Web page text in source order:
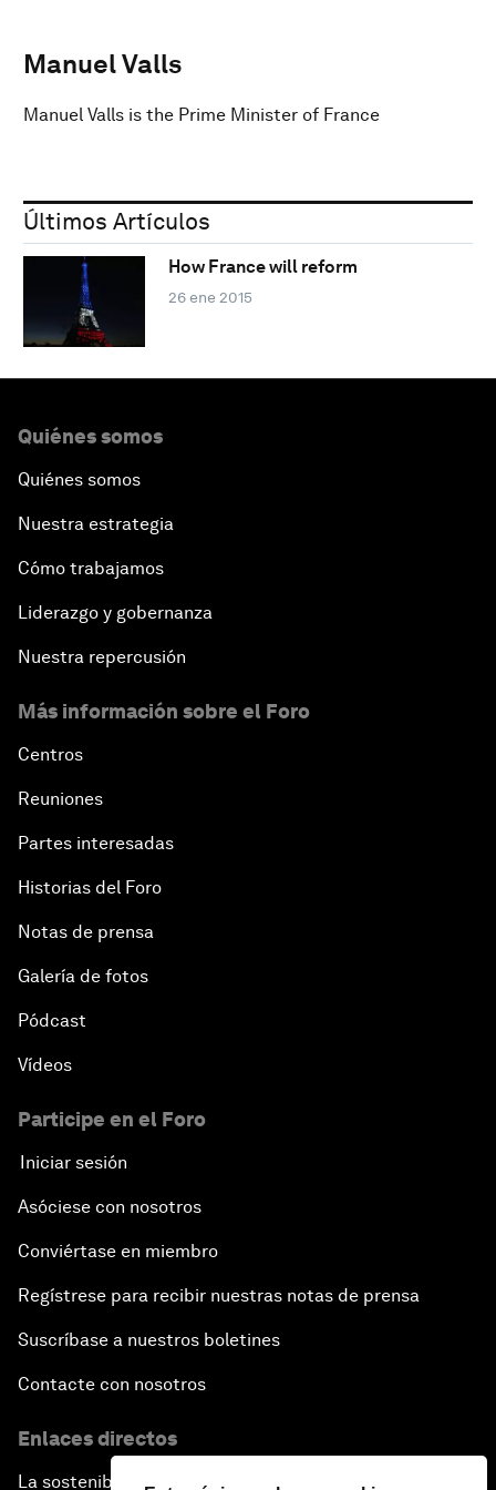
Manuel Valls
Manuel Valls is the Prime Minister of France
Últimos Artículos
How France will reform
26 ene 2015
Quiénes somos
Quiénes somos
Nuestra estrategia
Cómo trabajamos
Liderazgo y gobernanza
Nuestra repercusión
Más información sobre el Foro
Centros
Reuniones
Partes interesadas
Historias del Foro
Notas de prensa
Galería de fotos
Pódcast
Vídeos
Participe en el Foro
Iniciar sesión
Asóciese con nosotros
Conviértase en miembro
Regístrese para recibir nuestras notas de prensa
Suscríbase a nuestros boletines
Contacte con nosotros
Enlaces directos
La sostenibilidad en el Foro